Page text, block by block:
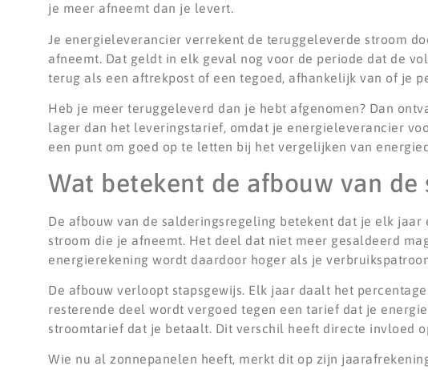
je meer afneemt dan je levert.
Je energieleverancier verrekent de teruggeleverde stroom
afneemt. Dat geldt in elk geval nog voor de periode dat de
terug als een aftrekpost of een tegoed, afhankelijk van of je
Heb je meer teruggeleverd dan je hebt afgenomen? Dan
lager dan het leveringstarief, omdat je energieleverancier
een punt om goed op te letten bij het vergelijken van
Wat betekent de afbouw van
De afbouw van de salderingsregeling betekent dat je elk
stroom die je afneemt. Het deel dat niet meer gesaldeerd
energierekening wordt daardoor hoger als je
De afbouw verloopt stapsgewijs. Elk jaar daalt het
resterende deel wordt vergoed tegen een tarief dat je
stroomtarief dat je betaalt. Dit verschil heeft directe invloed
Wie nu al zonnepanelen heeft, merkt dit op zijn